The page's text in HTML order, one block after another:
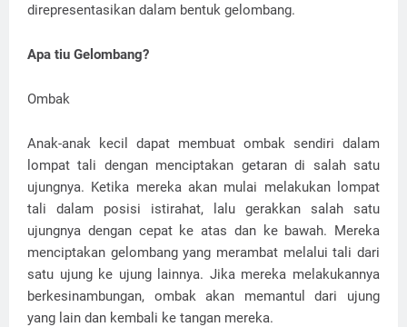
direpresentasikan dalam bentuk gelombang.
Apa tiu Gelombang?
Ombak
Anak-anak kecil dapat membuat ombak sendiri dalam
lompat tali dengan menciptakan getaran di salah satu
ujungnya. Ketika mereka akan mulai melakukan lompat
tali dalam posisi istirahat, lalu gerakkan salah satu
ujungnya dengan cepat ke atas dan ke bawah. Mereka
menciptakan gelombang yang merambat melalui tali dari
satu ujung ke ujung lainnya. Jika mereka melakukannya
berkesinambungan, ombak akan memantul dari ujung
yang lain dan kembali ke tangan mereka.